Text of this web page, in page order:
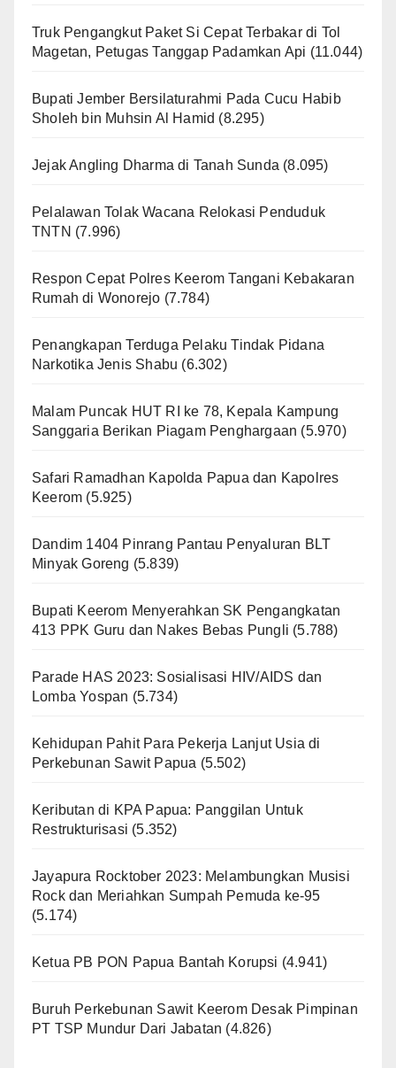
Truk Pengangkut Paket Si Cepat Terbakar di Tol
Magetan, Petugas Tanggap Padamkan Api (11.044)
Bupati Jember Bersilaturahmi Pada Cucu Habib
Sholeh bin Muhsin Al Hamid (8.295)
Jejak Angling Dharma di Tanah Sunda (8.095)
Pelalawan Tolak Wacana Relokasi Penduduk
TNTN (7.996)
Respon Cepat Polres Keerom Tangani Kebakaran
Rumah di Wonorejo (7.784)
Penangkapan Terduga Pelaku Tindak Pidana
Narkotika Jenis Shabu (6.302)
Malam Puncak HUT RI ke 78, Kepala Kampung
Sanggaria Berikan Piagam Penghargaan (5.970)
Safari Ramadhan Kapolda Papua dan Kapolres
Keerom (5.925)
Dandim 1404 Pinrang Pantau Penyaluran BLT
Minyak Goreng (5.839)
Bupati Keerom Menyerahkan SK Pengangkatan
413 PPK Guru dan Nakes Bebas Pungli (5.788)
Parade HAS 2023: Sosialisasi HIV/AIDS dan
Lomba Yospan (5.734)
Kehidupan Pahit Para Pekerja Lanjut Usia di
Perkebunan Sawit Papua (5.502)
Keributan di KPA Papua: Panggilan Untuk
Restrukturisasi (5.352)
Jayapura Rocktober 2023: Melambungkan Musisi
Rock dan Meriahkan Sumpah Pemuda ke-95
(5.174)
Ketua PB PON Papua Bantah Korupsi (4.941)
Buruh Perkebunan Sawit Keerom Desak Pimpinan
PT TSP Mundur Dari Jabatan (4.826)